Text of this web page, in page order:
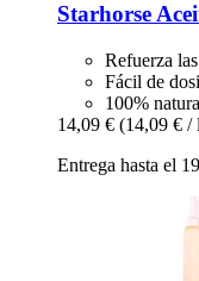
Starhorse
Refuerza
Fácil de
100%
14,09 € (14,09 € /
Entrega hasta el